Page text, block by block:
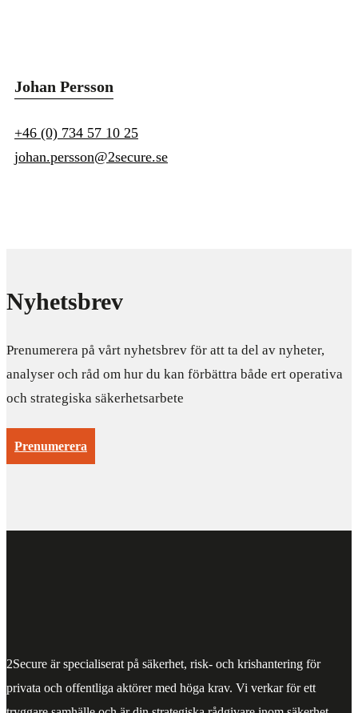
Johan Persson
+46 (0) 734 57 10 25
johan.persson@2secure.se
Nyhetsbrev
Prenumerera på vårt nyhetsbrev för att ta del av nyheter,
analyser och råd om hur du kan förbättra både ert operativa
och strategiska säkerhetsarbete
Prenumerera
2Secure är specialiserat på säkerhet, risk- och krishantering för
privata och offentliga aktörer med höga krav. Vi verkar för ett